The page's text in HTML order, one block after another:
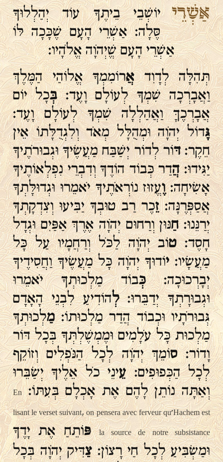
אַשְׁרֵייוֹשְׁבֵי בֵיתֶךָ עוֹד יְהַלְלוּךָ
סֶּלָה: אַשְׁרֵי הָעָם שֶׁכָּכָה לּוֹ
אַשְׁרֵי הָעָם שֱׁיְהֹוָה אֱלֹהָיו:
תְּהִלָּה לְדָוִדאֲרוֹמִמְךָ אֱלוֹהַי הַמֶּלֶךְ
וַאֲבָרְכָה שִׁמְךָ לְעוֹלָם וָעֶד:בְּכָל יוֹם
אֲבָרְכֶךָּ וַאֲהַלְלָה שִׁמְךָ לְעוֹלָם וָעֶד:
גָּדוֹל יְהֹוָה וּמְהֻלָּל מְאֹד וְלִגְדֻלָּתוֹ אֵין
חֵקֶר:דּוֹר לְדוֹר יְשַׁבַּח מַעֲשֶׂיךָ וּגְבוּרֹתֶיךָ
יַגִּידוּ:הֲדַר כְּבוֹד הוֹדֶךָ וְדִבְרֵי נִפְלְאוֹתֶיךָ
אָשִׂיחָה:וֶעֱזוּז נוֹרְאֹתֶיךָ יֹאמֵרוּ וּגְדוּלָּתְךָ
אֲסַפְּרֶנָּה:זֵכֶר רַב טוּבְךָ יַבִּיעוּ וְצִדְקָתְךָ
יְרַנֵּנוּ:חַנּוּן וְרַחוּם יְהֹוָה אֶרֶךְ אַפַּיִם וּגְדָל
חָסֶד:טוֹב יְהֹוָה לַכֹּל וְרַחֲמָיו עַל כָּל
מַעֲשָׂיו:יוֹדוּךָ יְהֹוָה כָּל מַעֲשֶׂיךָ וַחֲסִידֶיךָ
יְבָרְכוּכָה:כְּבוֹד מַלְכוּתְךָ יֹאמֵרוּ
וּגְבוּרָתְךָ יְדַבֵּרוּ:לְהוֹדִיעַ לִבְנֵי הָאָדָם
גְּבוּרֹתָיו וּכְבוֹד הֲדַר מַלְכוּתוֹ:מַלְכוּתְךָ
מַלְכוּת כָּל עֹלָמִים וּמֶמְשֶׁלְתְּךָ בְּכָל דּוֹר
וָדוֹר:סוֹמֵךְ יְהֹוָה לְכָל הַנֹּפְלִים וְזוֹקֵף
לְכָל הַכְּפוּפִים:עֵינֵי כֹל אֵלֶיךָ יְשַׂבֵּרוּ
וְאַתָּה נוֹתֵן לָהֶם אֶת אָכְלָם בְּעִתּוֹ:En
lisant le verset suivant, on pensera avec ferveur qu'Hachem est
la source de notre subsistance
פּוֹתֵחַ אֶת יָדֶךָ
וּמַשְׂבִּיעַ לְכָל חַי רָצוֹן:צַדִּיק יְהֹוָה בְּכָל